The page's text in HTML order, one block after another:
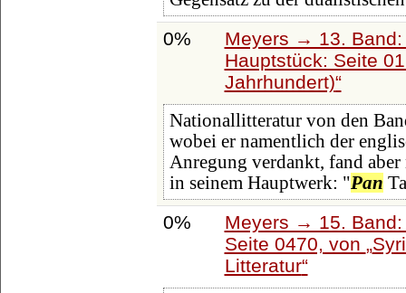
0%
Meyers → 13.
Hauptstück: Seite
Jahrhundert)
Nationallitteratur von den
wobei er namentlich der
Anregung verdankt, fand
in seinem Hauptwerk: "Pan
0%
Meyers → 15.
Seite 0470, von
Litteratur